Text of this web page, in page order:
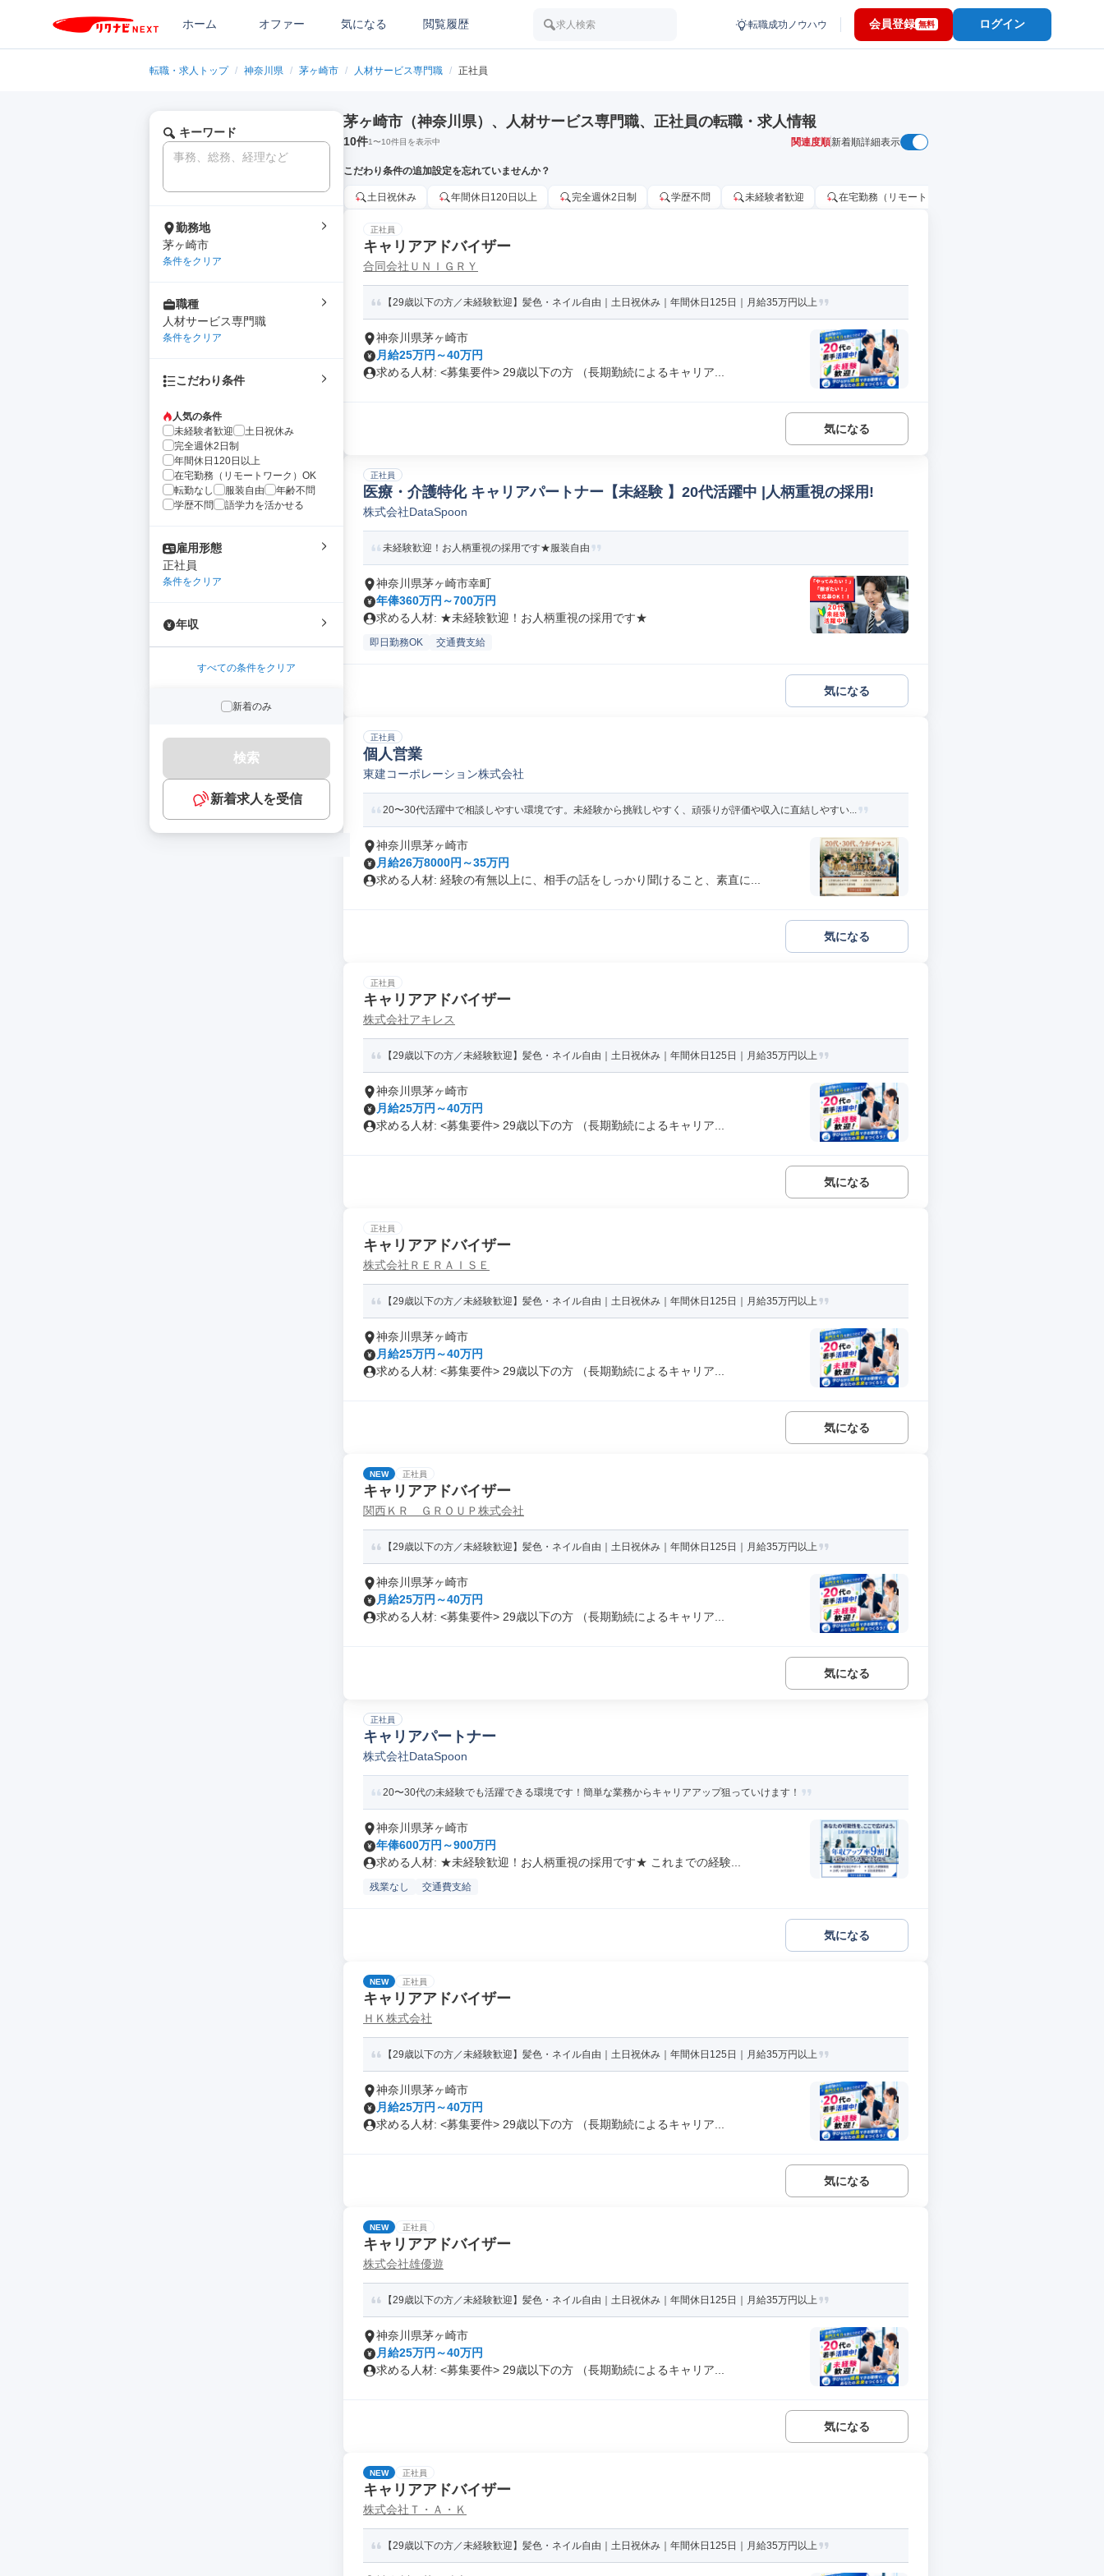
ホーム オファー 気になる 閲覧履歴 求人検索 転職成功ノウハウ 会員登録 無料 ログイン
転職・求人トップ / 神奈川県 / 茅ヶ崎市 / 人材サービス専門職 / 正社員
キーワード
勤務地
茅ヶ崎市
条件をクリア
職種
人材サービス専門職
条件をクリア
こだわり条件
人気の条件
未経験者歓迎
土日祝休み
完全週休2日制
年間休日120日以上
在宅勤務（リモートワーク）OK
転勤なし
服装自由
年齢不問
学歴不問
語学力を活かせる
雇用形態
正社員
条件をクリア
年収
すべての条件をクリア
新着のみ
検索
新着求人を受信
茅ヶ崎市（神奈川県）、人材サービス専門職、正社員の転職・求人情報
10件1〜10件目を表示中 関連度順新着順詳細表示
こだわり条件の追加設定を忘れていませんか？
土日祝休み 年間休日120日以上 完全週休2日制 学歴不問 未経験者歓迎 在宅勤務（リモートワーク）OK
正社員
キャリアアドバイザー
合同会社ＵＮＩＧＲＹ
【29歳以下の方／未経験歓迎】髪色・ネイル自由｜土日祝休み｜年間休日125日｜月給35万円以上
神奈川県茅ヶ崎市
月給25万円～40万円
求める人材: <募集要件> 29歳以下の方 （長期勤続によるキャリア...
気になる
正社員
医療・介護特化 キャリアパートナー【未経験 】20代活躍中 |人柄重視の採用!
株式会社DataSpoon
未経験歓迎！お人柄重視の採用です★服装⾃由
神奈川県茅ヶ崎市幸町
年俸360万円～700万円
求める人材: ★未経験歓迎！お人柄重視の採用です★
即日勤務OK 交通費支給
気になる
正社員
個人営業
東建コーポレーション株式会社
20〜30代活躍中で相談しやすい環境です。未経験から挑戦しやすく、頑張りが評価や収入に直結しやすい...
神奈川県茅ヶ崎市
月給26万8000円～35万円
求める人材: 経験の有無以上に、相手の話をしっかり聞けること、素直に...
気になる
正社員
キャリアアドバイザー
株式会社アキレス
【29歳以下の方／未経験歓迎】髪色・ネイル自由｜土日祝休み｜年間休日125日｜月給35万円以上
神奈川県茅ヶ崎市
月給25万円～40万円
求める人材: <募集要件> 29歳以下の方 （長期勤続によるキャリア...
気になる
正社員
キャリアアドバイザー
株式会社ＲＥＲＡＩＳＥ
【29歳以下の方／未経験歓迎】髪色・ネイル自由｜土日祝休み｜年間休日125日｜月給35万円以上
神奈川県茅ヶ崎市
月給25万円～40万円
求める人材: <募集要件> 29歳以下の方 （長期勤続によるキャリア...
気になる
NEW 正社員
キャリアアドバイザー
関西ＫＲ ＧＲＯＵＰ株式会社
【29歳以下の方／未経験歓迎】髪色・ネイル自由｜土日祝休み｜年間休日125日｜月給35万円以上
神奈川県茅ヶ崎市
月給25万円～40万円
求める人材: <募集要件> 29歳以下の方 （長期勤続によるキャリア...
気になる
正社員
キャリアパートナー
株式会社DataSpoon
20〜30代の未経験でも活躍できる環境です！簡単な業務からキャリアアップ狙っていけます！
神奈川県茅ヶ崎市
年俸600万円～900万円
求める人材: ★未経験歓迎！お人柄重視の採用です★ これまでの経験...
残業なし 交通費支給
気になる
NEW 正社員
キャリアアドバイザー
ＨＫ株式会社
【29歳以下の方／未経験歓迎】髪色・ネイル自由｜土日祝休み｜年間休日125日｜月給35万円以上
神奈川県茅ヶ崎市
月給25万円～40万円
求める人材: <募集要件> 29歳以下の方 （長期勤続によるキャリア...
気になる
NEW 正社員
キャリアアドバイザー
株式会社雄優遊
【29歳以下の方／未経験歓迎】髪色・ネイル自由｜土日祝休み｜年間休日125日｜月給35万円以上
神奈川県茅ヶ崎市
月給25万円～40万円
求める人材: <募集要件> 29歳以下の方 （長期勤続によるキャリア...
気になる
NEW 正社員
キャリアアドバイザー
株式会社Ｔ・Ａ・Ｋ
【29歳以下の方／未経験歓迎】髪色・ネイル自由｜土日祝休み｜年間休日125日｜月給35万円以上